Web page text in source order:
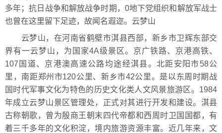
多年；抗日战争和解放战争时期，0地下党组织和解放军战士
也曾在这里留下足迹，故闻名遐迩。云梦山
云梦山，在河南省鹤壁市淇县西部，新乡市卫辉东部交
界有一云梦山，为国家4A级景区。京广铁路、京港高铁、
107国道、京港澳高速公路均途经淇县。北距安阳市58公
里，南距郑州市120公里、新乡市42公里。是以东周时期战
国时代军事文化为特色的历史文化类人文风景旅游区。1984
年成立云梦山景区管理处，正式对其进行开发和建设。淇县
古称朝歌，曾为殷商王朝末四代帝都和西周时卫国国都，有
着三千多年的文化积淀，境内旅游资源丰富。近几年来，文